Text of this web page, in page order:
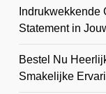
Indrukwekkende
Statement in
Bestel Nu
Smakelijke